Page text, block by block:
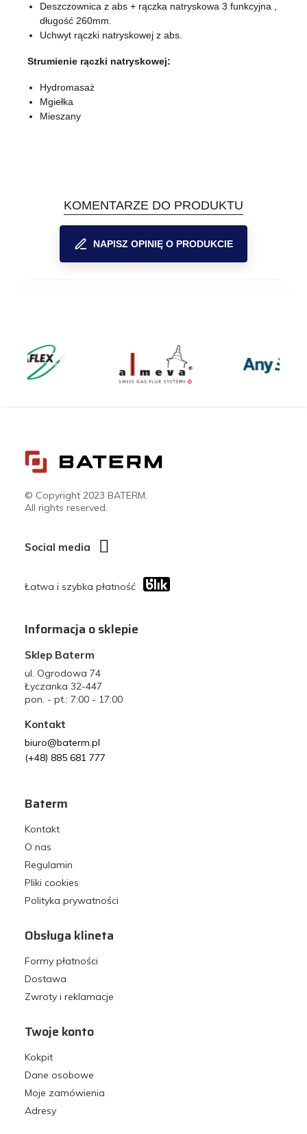
Deszczownica z abs + rączka natryskowa 3 funkcyjna ,
długość 260mm.
Uchwyt rączki natryskowej z abs.
Strumienie rączki natryskowej:
Hydromasaż
Mgiełka
Mieszany
KOMENTARZE DO PRODUKTU
NAPISZ OPINIĘ O PRODUKCIE
© Copyright 2023 BATERM.
All rights reserved.
Social media
Łatwa i szybka płatność
Informacja o sklepie
Sklep Baterm
ul. Ogrodowa 74
Łyczanka 32-447
pon. - pt.: 7:00 - 17:00
Kontakt
biuro@baterm.pl
(+48) 885 681 777
Baterm
Kontakt
O nas
Regulamin
Pliki cookies
Polityka prywatności
Obsługa klineta
Formy płatności
Dostawa
Zwroty i reklamacje
Twoje konto
Kokpit
Dane osobowe
Moje zamówienia
Adresy